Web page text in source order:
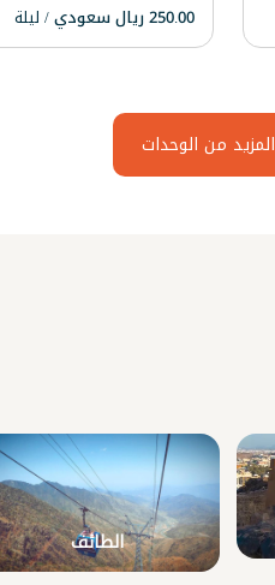
250.00 ريال سعودي / ليلة
المزيد من الوحدات
الطائف